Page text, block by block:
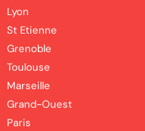
Lyon
St Etienne
Grenoble
Toulouse
Marseille
Grand-Ouest
Paris